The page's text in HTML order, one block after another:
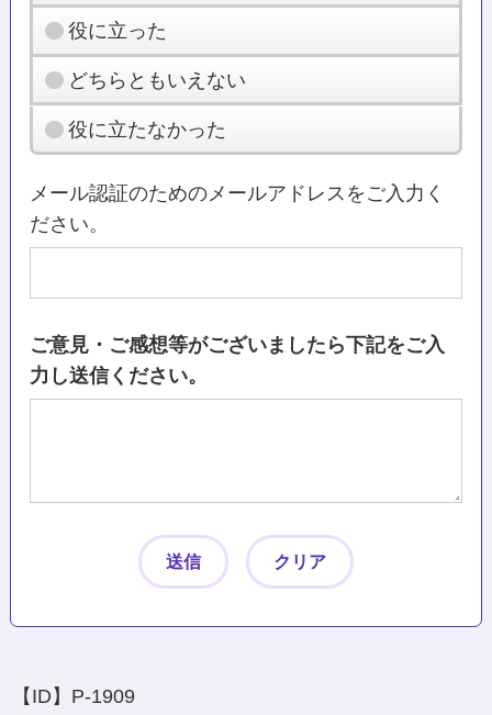
役に立った
どちらともいえない
役に立たなかった
メール認証のためのメールアドレスをご入力く
ださい。
ご意見・ご感想等がございましたら下記をご入
力し送信ください。
【ID】 P-1909